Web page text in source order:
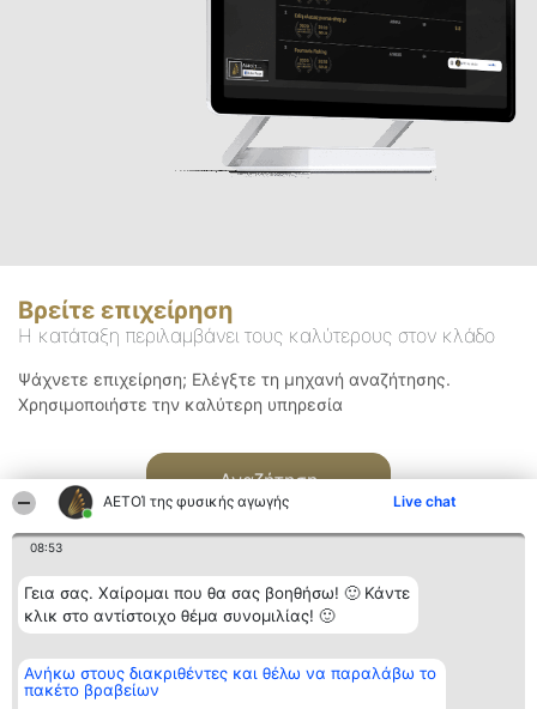
ΑΕΤΟΊ της φυσικής αγωγής Live chat
08:53
Γεια σας. Χαίρομαι που θα σας βοηθήσω! 🙂 Κάντε
κλικ στο αντίστοιχο θέμα συνομιλίας! 🙂
Ανήκω στους διακριθέντες και θέλω να παραλάβω το
πακέτο βραβείων
Βρείτε επιχείρηση
Η κατάταξη περιλαμβάνει τους καλύτερους στον κλάδο
Ψάχνετε επιχείρηση; Ελέγξτε τη μηχανή αναζήτησης.
Χρησιμοποιήστε την καλύτερη υπηρεσία
Αναζήτηση
Διοργανωτής της
κατάταξης
BEAUTIFUL COMPANY
Κατάταξη
Διακριθέντες
Επικοινωνία
Επικοινωνία